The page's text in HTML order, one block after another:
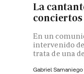
La
En un
intervenido
trata de una
Gabriel Samaniego